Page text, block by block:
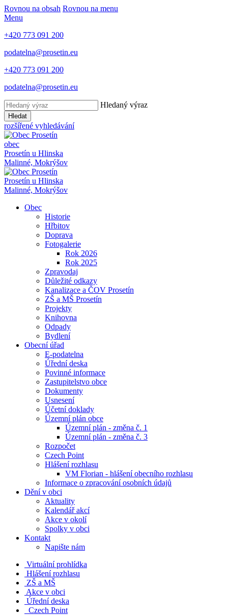
Rovnou na obsah Rovnou na menu
Menu
+420 773 091 200
podatelna@prosetin.eu
+420 773 091 200
podatelna@prosetin.eu
Hledaný výraz
Hledat
rozšířené vyhledávání
obec
Prosetín u Hlinska
Malinné, Mokrýšov
Prosetín u Hlinska
Malinné, Mokrýšov
Obec
Historie
Hřbitov
Doprava
Fotogalerie
Rok 2026
Rok 2025
Zpravodaj
Důležité odkazy
Kanalizace a ČOV Prosetín
ZŠ a MŠ Prosetín
Projekty
Knihovna
Odpady
Bydlení
Obecní úřad
E-podatelna
Úřední deska
Povinné informace
Zastupitelstvo obce
Dokumenty
Usnesení
Účetní doklady
Územní plán obce
Územní plán - změna č. 1
Územní plán - změna č. 3
Rozpočet
Czech Point
Hlášení rozhlasu
VM Florian - hlášení obecního rozhlasu
Informace o zpracování osobních údajů
Dění v obci
Aktuality
Kalendář akcí
Akce v okolí
Spolky v obci
Kontakt
Napište nám
Virtuální prohlídka
Hlášení rozhlasu
ZŠ a MŠ
Akce v obci
Úřední deska
Czech Point